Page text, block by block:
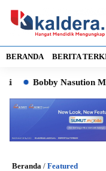
BERANDA BERITA
Bobby Nasution Minta
Beranda / Featured